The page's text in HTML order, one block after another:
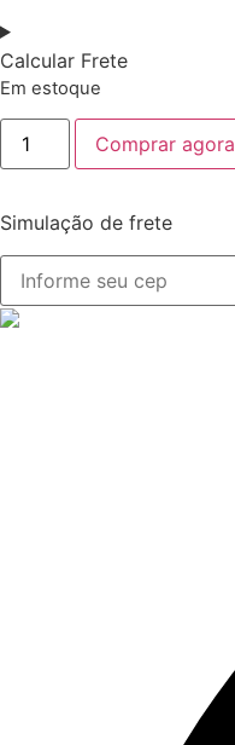
Calcular Frete
Em estoque
Comprar agora
Simulação de frete